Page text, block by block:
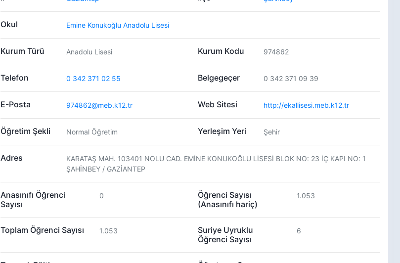
Okul Emine Konukoğlu Anadolu Lisesi
Kurum Türü Anadolu Lisesi Kurum Kodu 974862
Telefon 0 342 371 02 55 Belgegeçer 0 342 371 09 39
E-Posta 974862@meb.k12.tr Web Sitesi http://ekallisesi.meb.k12.tr
Öğretim Şekli Normal Öğretim Yerleşim Yeri Şehir
Adres
KARATAŞ MAH. 103401 NOLU CAD. EMİNE KONUKOĞLU LİSESİ BLOK NO: 23 İÇ KAPI NO: 1
ŞAHİNBEY / GAZİANTEP
Anasınıfı Öğrenci
Sayısı
0
Öğrenci Sayısı
(Anasınıfı hariç)
1.053
Toplam Öğrenci Sayısı 1.053
Suriye Uyruklu
Öğrenci Sayısı
6